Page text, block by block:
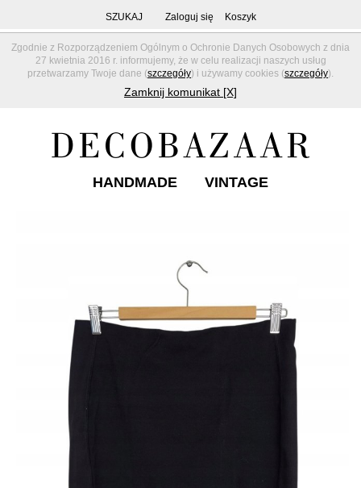
Zgodnie z Rozporządzeniem Ogólnym o Ochronie Danych Osobowych z dnia
27 kwietnia 2016 r. informujemy, że w celu realizacji naszych usług
przetwarzamy Twoje dane (szczegóły) i używamy cookies (szczegóły).
Zamknij komunikat [X]
SZUKAJ Zaloguj się Koszyk
HANDMADE VINTAGE